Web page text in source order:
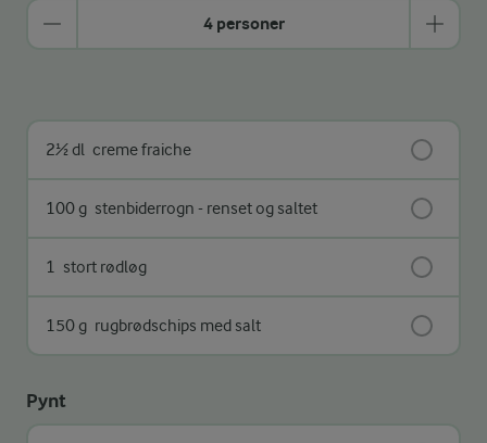
4 personer
2½ dl creme fraiche
100 g stenbiderrogn - renset og saltet
1 stort rødløg
150 g rugbrødschips med salt
Pynt